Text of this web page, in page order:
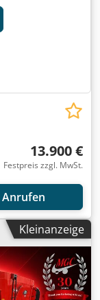
13.900 €
Festpreis zzgl. MwSt.
Anrufen
Kleinanzeige